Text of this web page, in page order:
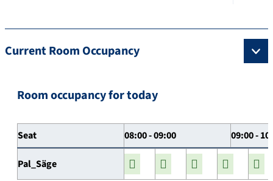
Current Room Occupancy
Room occupancy for today
Seat 08:00 - 09:00 09:00 -
Pal_Säge